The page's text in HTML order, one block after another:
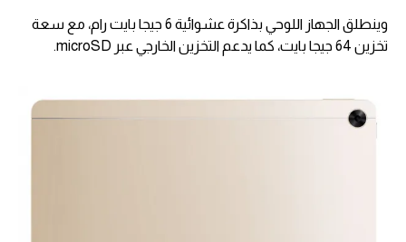
وينطلق الجهاز اللوحي بذاكرة عشوائية 6 جيجا بايت رام، مع سعة
تخزين 64 جيجا بايت، كما يدعم التخزين الخارجي عبر microSD.